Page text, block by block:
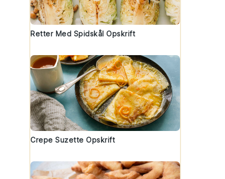
Retter Med Spidskål Opskrift
Crepe Suzette Opskrift